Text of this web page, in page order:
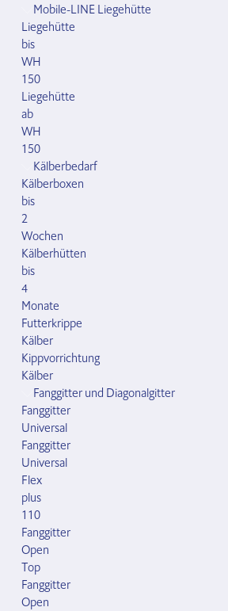
Mobile-LINE Liegehütte
Liegehütte
bis
WH
150
Liegehütte
ab
WH
150
Kälberbedarf
Kälberboxen
bis
2
Wochen
Kälberhütten
bis
4
Monate
Futterkrippe
Kälber
Kippvorrichtung
Kälber
Fanggitter und Diagonalgitter
Fanggitter
Universal
Fanggitter
Universal
Flex
plus
110
Fanggitter
Open
Top
Fanggitter
Open
Weideband 3000-1-SV grün
mit Steckverschluss,, für Grossvieh,
121189.000